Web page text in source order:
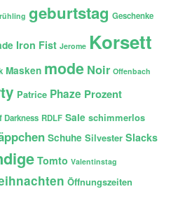
geburtstag Geschenke
Iron Fist Jerome Korsett
Masken mode Noir Offenbach
Patrice Phaze Prozent
Darkness RDLF Sale schimmerlos
Schuhe Silvester Slacks
Tomto Valentinstag
Öffnungszeiten